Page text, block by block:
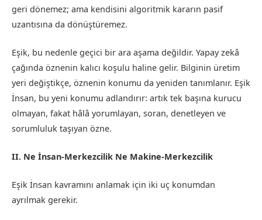
geri dönemez; ama kendisini algoritmik kararın pasif
uzantısına da dönüştüremez.
Eşik, bu nedenle geçici bir ara aşama değildir. Yapay zekâ
çağında öznenin kalıcı koşulu haline gelir. Bilginin üretim
yeri değiştikçe, öznenin konumu da yeniden tanımlanır. Eşik
İnsan, bu yeni konumu adlandırır: artık tek başına kurucu
olmayan, fakat hâlâ yorumlayan, soran, denetleyen ve
sorumluluk taşıyan özne.
II. Ne İnsan-Merkezcilik Ne Makine-Merkezcilik
Eşik İnsan kavramını anlamak için iki uç konumdan
ayrılmak gerekir.